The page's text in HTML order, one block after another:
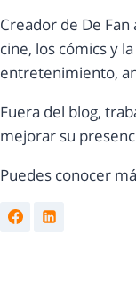
Creador de De
cine, los cómics y
entretenimiento,
Fuera del blog,
mejorar su
Puedes conocer